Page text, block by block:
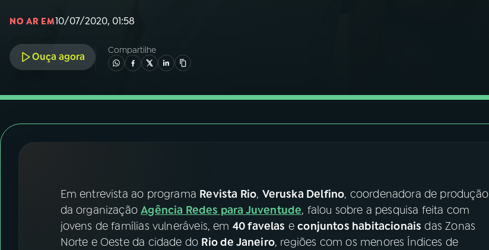
ACOMPANHE A RÁDIO NACIONAL
YouTube Facebook
NO AR EM10/07/2020, 01:58
Ouça agora
Compartilhe
Em entrevista ao programa Revista Rio, Veruska Delfino, coordenadora de produção
da organizaçãoAgência Redes para Juventude, falou sobre a pesquisa feita com
jovens de famílias vulneráveis, em 40 favelas econjuntos habitacionais das Zonas
Norte e Oeste da cidade do Rio de Janeiro, regiões com os menores Índices de